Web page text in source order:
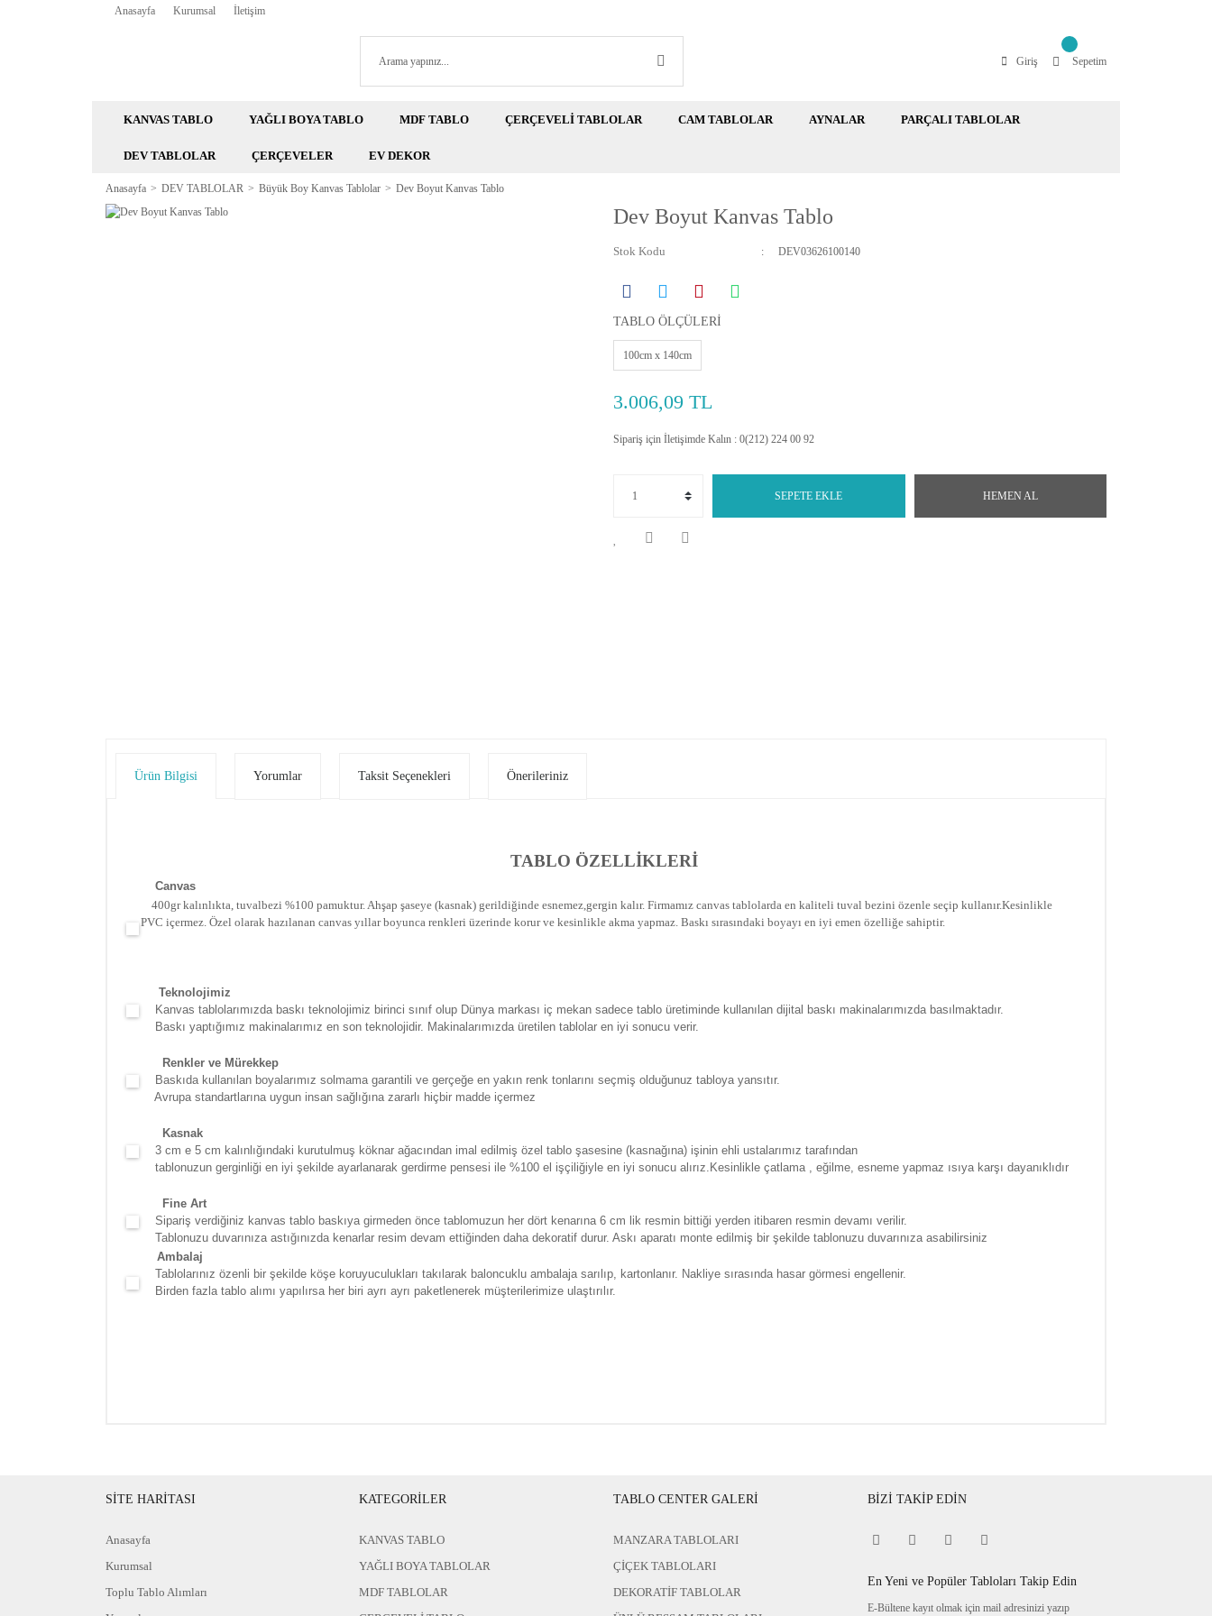
Anasayfa Kurumsal İletişim
Giriş Sepetim
KANVAS TABLO YAĞLI BOYA TABLO MDF TABLO ÇERÇEVELİ TABLOLAR CAM TABLOLAR AYNALAR PARÇALI TABLOLAR
DEV TABLOLAR ÇERÇEVELER EV DEKOR
Anasayfa DEV TABLOLAR Büyük Boy Kanvas Tablolar Dev Boyut Kanvas Tablo
Dev Boyut Kanvas Tablo
Stok Kodu DEV03626100140
TABLO ÖLÇÜLERİ
100cm x 140cm
3.006,09 TL
Sipariş için İletişimde Kalın : 0(212) 224 00 92
SEPETE EKLE HEMEN AL
Ürün Bilgisi Yorumlar Taksit Seçenekleri Önerileriniz
TABLO ÖZELLİKLERİ
Canvas
400gr kalınlıkta, tuvalbezi %100 pamuktur. Ahşap şaseye (kasnak) gerildiğinde esnemez,gergin kalır. Firmamız canvas tablolarda en kaliteli tuval bezini özenle seçip kullanır.Kesinlikle
PVC içermez. Özel olarak hazılanan canvas yıllar boyunca renkleri üzerinde korur ve kesinlikle akma yapmaz. Baskı sırasındaki boyayı en iyi emen özelliğe sahiptir.
Teknolojimiz
Kanvas tablolarımızda baskı teknolojimiz birinci sınıf olup Dünya markası iç mekan sadece tablo üretiminde kullanılan dijital baskı makinalarımızda basılmaktadır.
Baskı yaptığımız makinalarımız en son teknolojidir. Makinalarımızda üretilen tablolar en iyi sonucu verir.
Renkler ve Mürekkep
Baskıda kullanılan boyalarımız solmama garantili ve gerçeğe en yakın renk tonlarını seçmiş olduğunuz tabloya yansıtır.
Avrupa standartlarına uygun insan sağlığına zararlı hiçbir madde içermez
Kasnak
3 cm e 5 cm kalınlığındaki kurutulmuş köknar ağacından imal edilmiş özel tablo şasesine (kasnağına) işinin ehli ustalarımız tarafından
tablonuzun gerginliği en iyi şekilde ayarlanarak gerdirme pensesi ile %100 el işçiliğiyle en iyi sonucu alırız.Kesinlikle çatlama , eğilme, esneme yapmaz ısıya karşı dayanıklıdır
Fine Art
Sipariş verdiğiniz kanvas tablo baskıya girmeden önce tablomuzun her dört kenarına 6 cm lik resmin bittiği yerden itibaren resmin devamı verilir.
Tablonuzu duvarınıza astığınızda kenarlar resim devam ettiğinden daha dekoratif durur. Askı aparatı monte edilmiş bir şekilde tablonuzu duvarınıza asabilirsiniz
Ambalaj
Tablolarınız özenli bir şekilde köşe koruyuculukları takılarak baloncuklu ambalaja sarılıp, kartonlanır. Nakliye sırasında hasar görmesi engellenir.
Birden fazla tablo alımı yapılırsa her biri ayrı ayrı paketlenerek müşterilerimize ulaştırılır.
SİTE HARİTASI
Anasayfa
Kurumsal
Toplu Tablo Alımları
KATEGORİLER
KANVAS TABLO
YAĞLI BOYA TABLOLAR
MDF TABLOLAR
TABLO CENTER GALERİ
MANZARA TABLOLARI
ÇİÇEK TABLOLARI
DEKORATİF TABLOLAR
BİZİ TAKİP EDİN
En Yeni ve Popüler Tabloları Takip Edin
E-Bültene kayıt olmak için mail adresinizi yazıp